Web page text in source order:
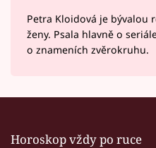
Petra Kloidová je bývalou
ženy. Psala hlavně o
o znameních zvěrokruhu.
Horoskop vždy po ruce